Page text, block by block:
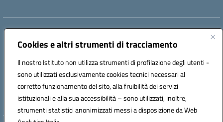
Cookies e altri strumenti di tracciamento
Il nostro Istituto non utilizza strumenti di profilazione degli utenti -
sono utilizzati esclusivamente cookies tecnici necessari al
corretto funzionamento del sito, alla fruibilità dei servizi
istituzionali e alla sua accessibilità – sono utilizzati, inoltre,
strumenti statistici anonimizzati messi a disposizione da Web
Indirizzo:
Centralino:+39 071 89 52 08 Email:anic82000a@istruzione.it
Codice fiscale: 93084540421
Codice meccanografico:
ANIC82000A
Codice unico di fatturazione (CUF): UFF6L6